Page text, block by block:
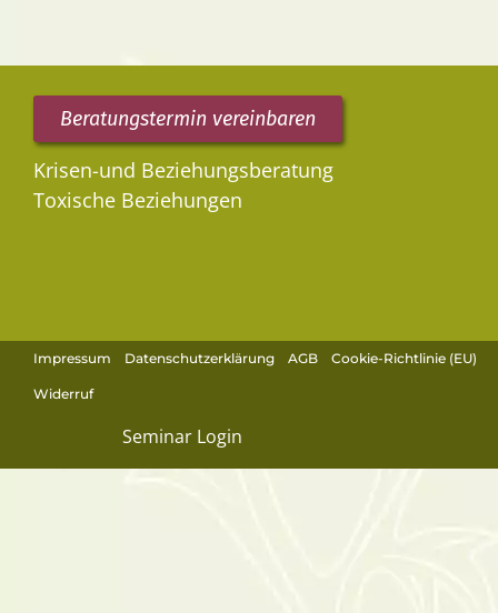
Beratungstermin vereinbaren
Krisen-und Beziehungsberatung
Toxische Beziehungen
Impressum Datenschutzerklärung AGB Cookie-Richtlinie (EU)
Widerruf
Seminar Login